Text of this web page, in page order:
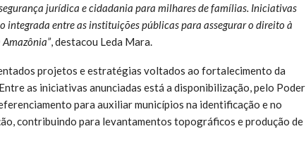
jurídica e cidadania para milhares de famílias. Iniciativas
entre as instituições públicas para assegurar o direito à
, destacou Leda Mara.
projetos e estratégias voltados ao fortalecimento da
as iniciativas anunciadas está a disponibilização, pelo Poder
para auxiliar municípios na identificação e no
contribuindo para levantamentos topográficos e produção de